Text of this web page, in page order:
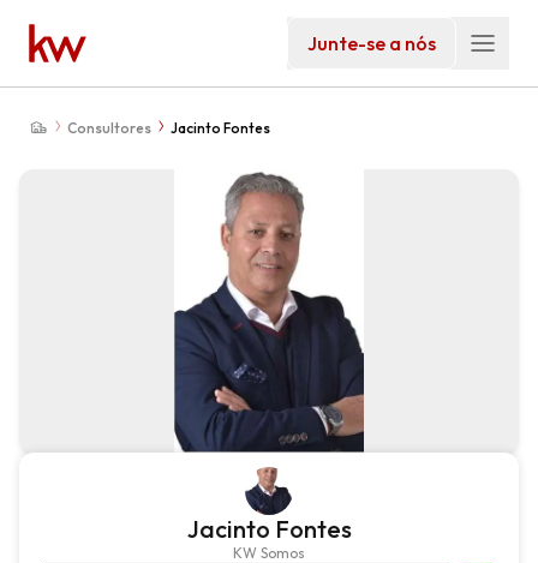
Junte-se a nós
Consultores Jacinto Fontes
Jacinto Fontes
KW Somos